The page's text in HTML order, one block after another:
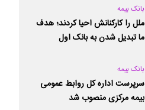
بانک بیمه
ملل را کارکنانش احیا کردند؛ هدف
ما تبدیل شدن به بانک اول
بانک بیمه
سرپرست اداره کل روابط عمومی
بیمه مرکزی منصوب شد